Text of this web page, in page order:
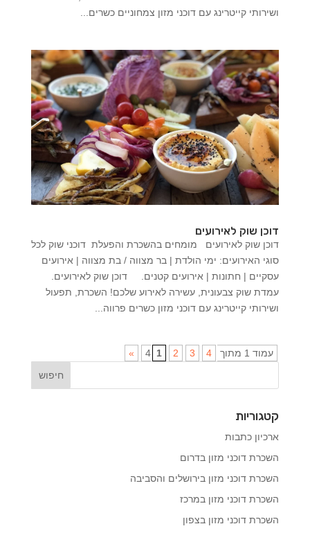
ושירותי קייטרינג עם דוכני מזון צמחוניים כשרים...
דוכן שוק לאירועים
דוכן שוק לאירועים מומחים בהשכרת והפעלת דוכני שוק לכל
סוגי האירועים: ימי הולדת | בר מצווה / בת מצווה | אירועים
עסקיים | חתונות | אירועים קטנים. דוכן שוק לאירועים.
עמדת שוק צבעונית, עשירה לאירוע שלכם! השכרת, תפעול
ושירותי קייטרינג עם דוכני מזון כשרים פרווה...
עמוד 1 מתוך 4 1 2 3 4
»
קטגוריות
ארכיון כתבות
השכרת דוכני מזון בדרום
השכרת דוכני מזון בירושלים והסביבה
השכרת דוכני מזון במרכז
השכרת דוכני מזון בצפון